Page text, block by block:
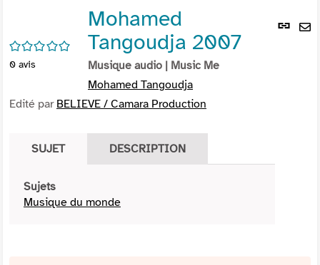
Lien
/5
0 avis
Mohamed
Tangoudja 2007
Musique audio | Music Me
Mohamed Tangoudja
Edité par BELIEVE / Camara Production
SUJET DESCRIPTION
Sujets
Musique du monde